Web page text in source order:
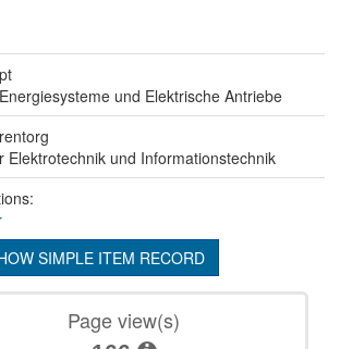
und Elektrische Antriebe
Elektrotechnik und Informationstechnik
SIMPLE ITEM RECORD
Page view(s)